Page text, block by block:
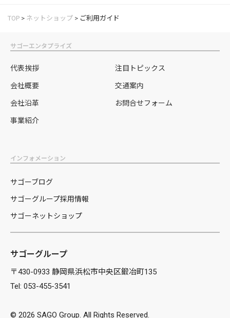
TOP > ネットショップ > ご利用ガイド
サゴーエンタプライズ
代表挨拶 注目トピックス
会社概要 交通案内
会社沿革 お問合せフォーム
事業紹介
インフォメーション
サゴーブログ
サゴーグループ採用情報
サゴーネットショップ
サゴーグループ
〒430-0933 静岡県浜松市中央区鍛冶町135
Tel: 053-455-3541
© 2026 SAGO Group. All Rights Reserved.